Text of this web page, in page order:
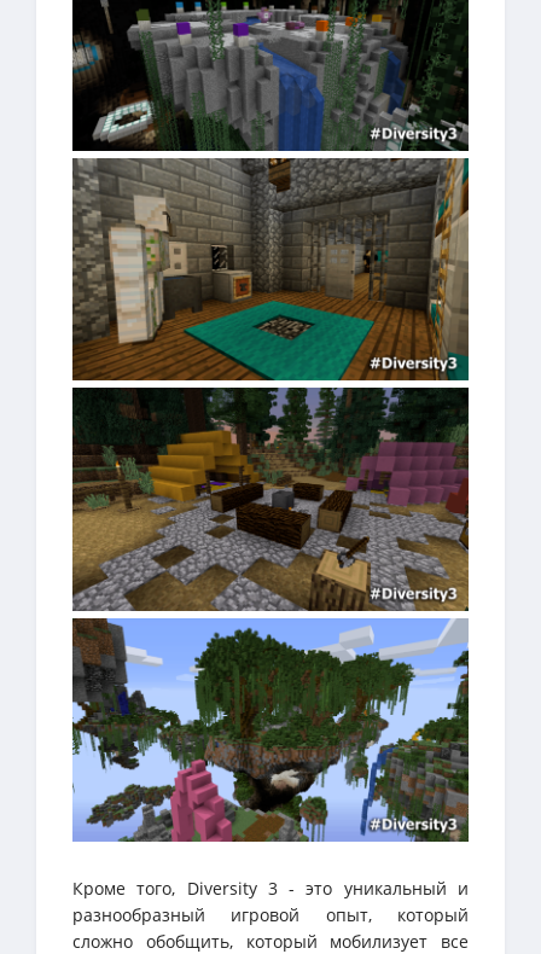
Кроме того, Diversity 3 - это уникальный и
разнообразный игровой опыт, который
сложно обобщить, который мобилизует все